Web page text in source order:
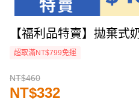
【福利品特賣】拋棄式
超取滿NT$799免運
NT$460
NT$332